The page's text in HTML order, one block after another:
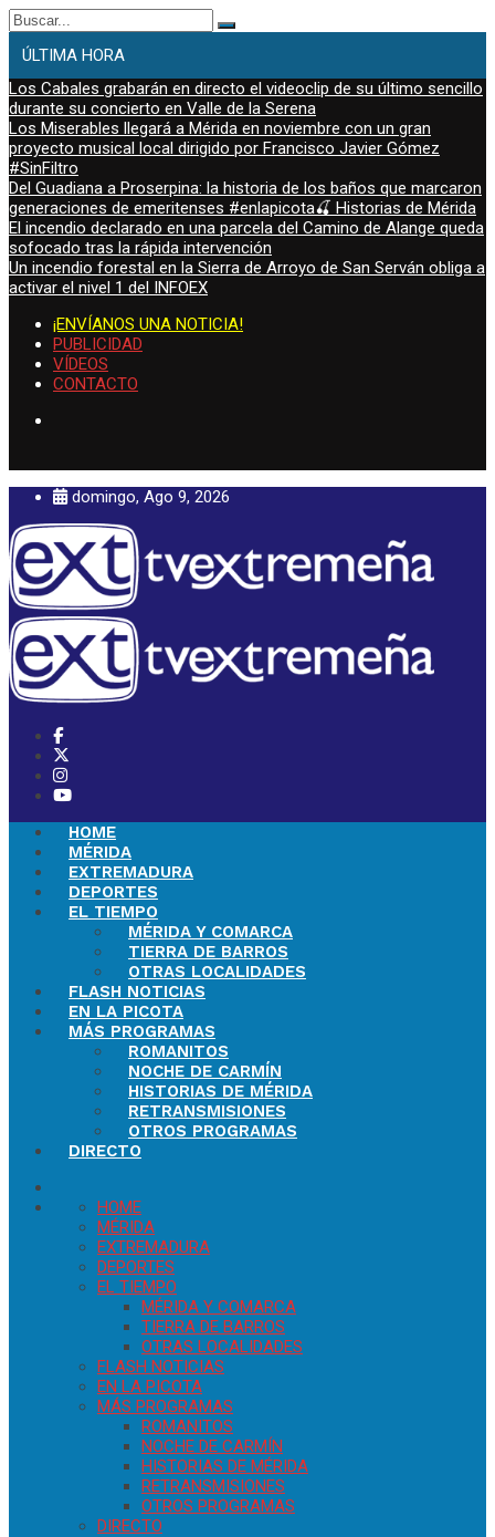
Buscar:
ÚLTIMA HORA
Los Cabales grabarán en directo el videoclip de su último sencillo
durante su concierto en Valle de la Serena
Los Miserables llegará a Mérida en noviembre con un gran
proyecto musical local dirigido por Francisco Javier Gómez
#SinFiltro
Del Guadiana a Proserpina: la historia de los baños que marcaron
generaciones de emeritenses #enlapicota🍒 Historias de Mérida
El incendio declarado en una parcela del Camino de Alange queda
sofocado tras la rápida intervención
Un incendio forestal en la Sierra de Arroyo de San Serván obliga a
activar el nivel 1 del INFOEX
¡ENVÍANOS UNA NOTICIA!
PUBLICIDAD
VÍDEOS
CONTACTO
domingo, Ago 9, 2026
HOME
MÉRIDA
EXTREMADURA
DEPORTES
EL TIEMPO
MÉRIDA Y COMARCA
TIERRA DE BARROS
OTRAS LOCALIDADES
FLASH NOTICIAS
EN LA PICOTA
MÁS PROGRAMAS
ROMANITOS
NOCHE DE CARMÍN
HISTORIAS DE MÉRIDA
RETRANSMISIONES
OTROS PROGRAMAS
DIRECTO
HOME
MÉRIDA
EXTREMADURA
DEPORTES
EL TIEMPO
MÉRIDA Y COMARCA
TIERRA DE BARROS
OTRAS LOCALIDADES
FLASH NOTICIAS
EN LA PICOTA
MÁS PROGRAMAS
ROMANITOS
NOCHE DE CARMÍN
HISTORIAS DE MÉRIDA
RETRANSMISIONES
OTROS PROGRAMAS
DIRECTO